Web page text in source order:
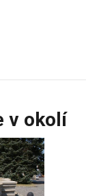
v okolí